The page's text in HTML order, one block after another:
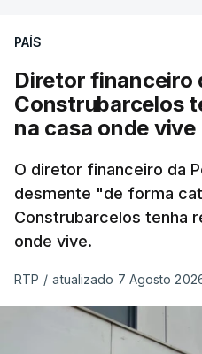
PAÍS
Diretor financeiro
Construbarcelos
na casa onde vive
O diretor financeiro da
desmente "de forma
Construbarcelos tenha
onde vive.
RTP / atualizado 7 Agosto